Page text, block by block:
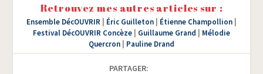
Retrouvez mes autres articles sur :
Ensemble DécOUVRIR Éric Guilleton Étienne Champollion
Festival DécOUVRIR Concèze
Guillaume Grand
Mélodie
Quercron
Pauline Drand
PARTAGER: